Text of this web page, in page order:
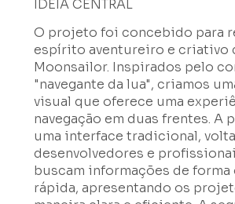
IDEIA CENTRAL
O projeto foi concebido para
espírito aventureiro e criativo
Moonsailor. Inspirados pelo
"navegante da lua", criamos
visual que oferece uma
navegação em duas frentes. A
uma interface tradicional,
desenvolvedores e
buscam informações de forma
rápida, apresentando os